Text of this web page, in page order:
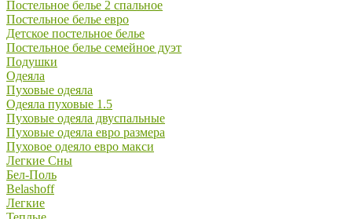
Постельное белье 2 спальное
Постельное белье евро
Детское постельное белье
Постельное белье семейное дуэт
Подушки
Одеяла
Пуховые одеяла
Одеяла пуховые 1.5
Пуховые одеяла двуспальные
Пуховые одеяла евро размера
Пуховое одеяло евро макси
Легкие Сны
Бел-Поль
Belashoff
Легкие